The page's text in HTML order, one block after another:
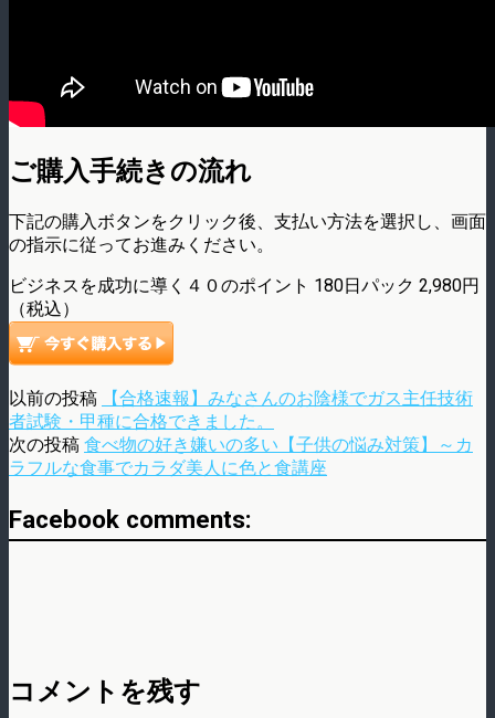
ご購入手続きの流れ
下記の購入ボタンをクリック後、支払い方法を選択し、画面
の指示に従ってお進みください。
ビジネスを成功に導く４０のポイント 180日パック 2,980円
（税込）
以前の投稿
【合格速報】みなさんのお陰様でガス主任技術
者試験・甲種に合格できました。
次の投稿 食べ物の好き嫌いの多い【子供の悩み対策】～カ
ラフルな食事でカラダ美人に色と食講座
Facebook comments:
コメントを残す